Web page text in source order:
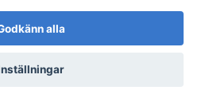
Kreativa Knuten
alla